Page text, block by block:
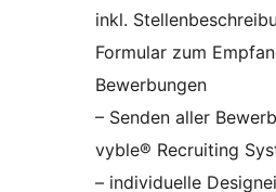
inkl.
Formular zum
Bewerbungen
– Senden aller
vyble® Recruiting
– individuelle